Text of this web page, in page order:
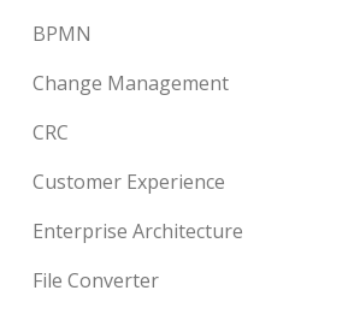
BPMN
Change Management
CRC
Customer Experience
Enterprise Architecture
File Converter